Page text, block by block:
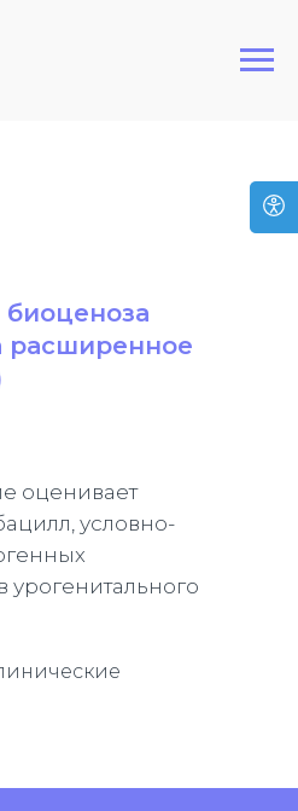
расширенное
оценивает
условно-